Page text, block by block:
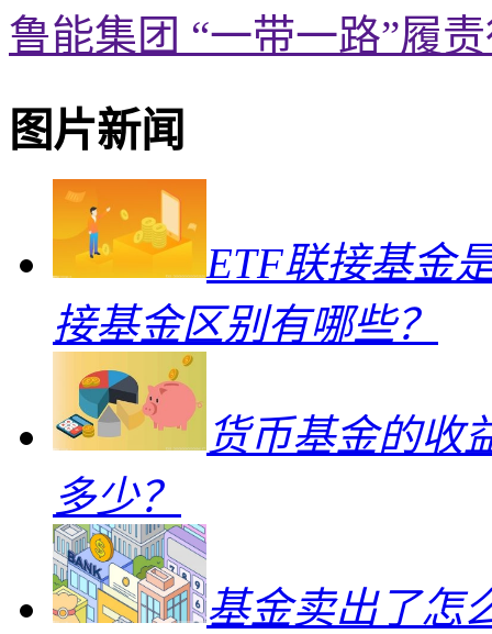
鲁能集团 “一带一路”履
图片新闻
ETF联接基金
接基金区别有哪些？
货币基金的收
多少？
基金卖出了怎